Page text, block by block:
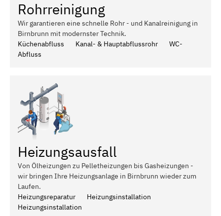
Rohrreinigung
Wir garantieren eine schnelle Rohr - und Kanalreinigung in
Birnbrunn mit modernster Technik.
Küchenabfluss
Kanal- & Hauptabflussrohr
WC-
Abfluss
Heizungsausfall
Von Ölheizungen zu Pelletheizungen bis Gasheizungen -
wir bringen Ihre Heizungsanlage in Birnbrunn wieder zum
Laufen.
Heizungsreparatur
Heizungsinstallation
Heizungsinstallation